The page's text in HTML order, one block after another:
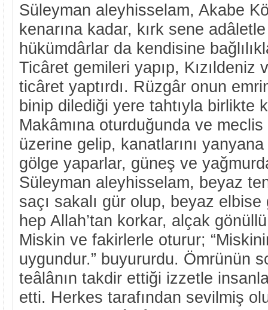
Süleyman aleyhisselam, Akabe
kenarına kadar, kırk sene
hükümdârlar da kendisine
Ticâret gemileri yapıp, Kızıldeniz
ticâret yaptırdı. Rüzgâr onun
binip dilediği yere tahtıyla birlikte
Makâmına oturduğunda ve
üzerine gelip, kanatlarını
gölge yaparlar, güneş ve
Süleyman aleyhisselam, beyaz
saçı sakalı gür olup, beyaz
hep Allah’tan korkar, alçak
Miskin ve fakirlerle oturur;
uygundur.” buyururdu. Ömrünün
teâlânın takdir ettiği izzetle
etti. Herkes tarafından sevilmiş